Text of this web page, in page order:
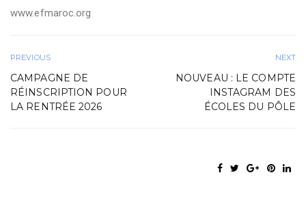
www.efmaroc.org
PREVIOUS
CAMPAGNE DE
RÉINSCRIPTION POUR
LA RENTRÉE 2026
NEXT
NOUVEAU : LE COMPTE
INSTAGRAM DES
ÉCOLES DU PÔLE